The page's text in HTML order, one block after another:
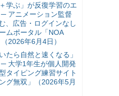
＋学ぶ」が反復学習のエ
─ アニメーション監督
、広告・ログインなし
ムポータル「NOA
2026年6月4日）
たら自然と速くなる」
大学1年生が個人開発
タイピング練習サイト
グ無双」（2026年5月